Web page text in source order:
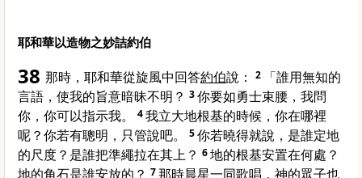
耶和華以造物之妙詰約伯
38 那時，耶和華從旋風中回答約伯說： 2
「誰用無知的
言語，使我的旨意暗昧不明？ 3你要如勇士束腰，我問
你，你可以指示我。
4我立大地根基的時候，你在哪裡
呢？你若有聰明，只管說吧。
5你若曉得就說，是誰定地
的尺度？是誰把準繩拉在其上？ 6地的根基安置在何處？
地的角石是誰安放的？ 7那時晨星一同歌唱，神的眾子也